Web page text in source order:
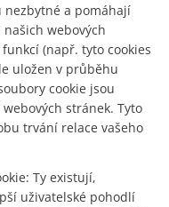
nezbytné a pomáhají
webových
(např. tyto cookies
uložen v průběhu
cookie jsou
stránek. Tyto
trvání relace vašeho
Ty existují,
uživatelské pohodlí